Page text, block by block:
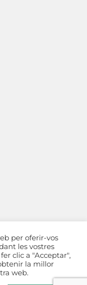
(Barcelona)
Política
per oferir-vos
les vostres
clic a "Acceptar",
la millor
web.